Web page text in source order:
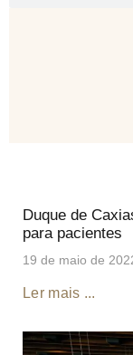
Duque de
para pacientes
19 de maio de
Ler mais ...